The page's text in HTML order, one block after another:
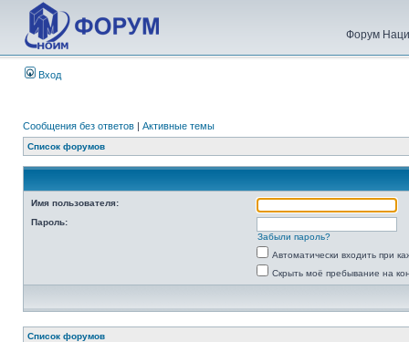
Форум
Вход
Сообщения без ответов | Активные темы
Список форумов
Имя пользователя:
Пароль:
Забыли пароль?
Автоматически входить при
Скрыть моё пребывание на
Список форумов